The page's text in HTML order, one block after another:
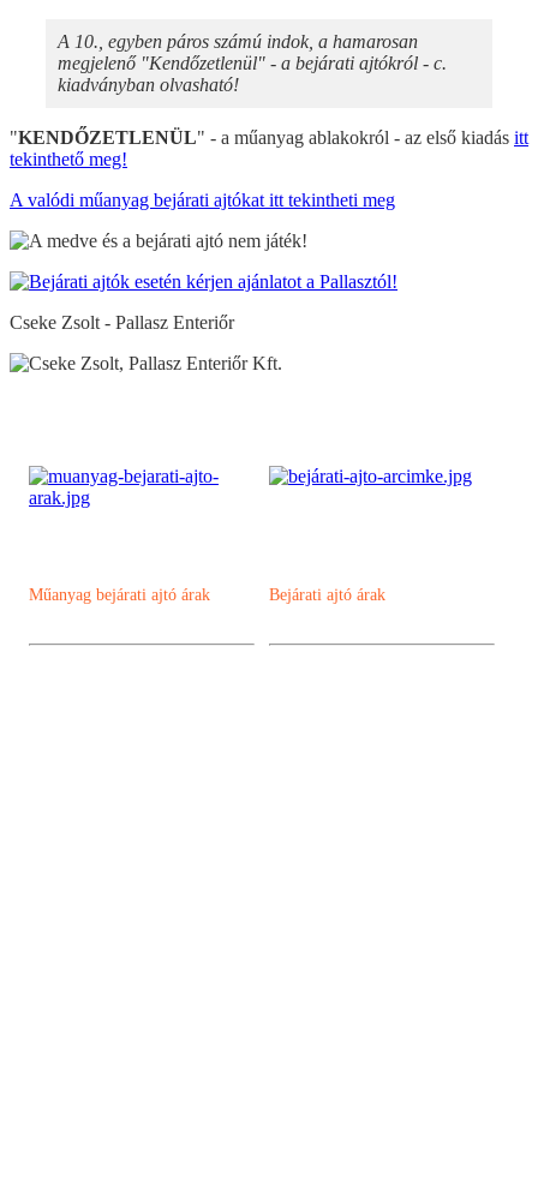
A 10., egyben páros számú indok, a hamarosan
megjelenő "Kendőzetlenül" - a bejárati ajtókról - c.
kiadványban olvasható!
"KENDŐZETLENÜL" - a műanyag ablakokról - az első kiadás itt
tekinthető meg!
A valódi műanyag bejárati ajtókat itt tekintheti meg
Cseke Zsolt - Pallasz Enteriőr
Műanyag bejárati ajtó árak Bejárati ajtó árak